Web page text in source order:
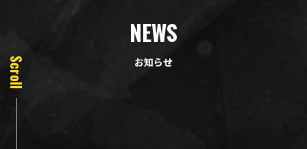
NEWS
お知らせ
Scroll